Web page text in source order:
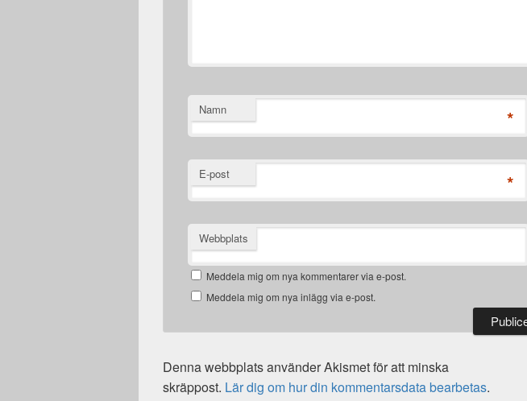
Namn *
E-post *
Webbplats
Meddela mig om nya kommentarer via e-post.
Meddela mig om nya inlägg via e-post.
Denna webbplats använder Akismet för att minska
skräppost. Lär dig om hur din kommentarsdata bearbetas.